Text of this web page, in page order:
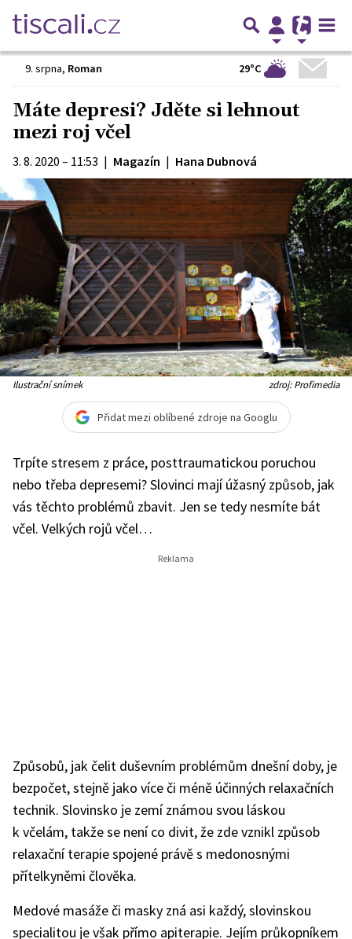
9. srpna, Roman 29°C
Máte depresi? Jděte si lehnout
mezi roj včel
3. 8. 2020 – 11:53 | Magazín | Hana Dubnová
Ilustrační snímek zdroj: Profimedia
Přidat mezi oblíbené zdroje na Googlu
Trpíte stresem z práce, posttraumatickou poruchou
nebo třeba depresemi? Slovinci mají úžasný způsob, jak
vás těchto problémů zbavit. Jen se tedy nesmíte bát
včel. Velkých rojů včel…
Způsobů, jak čelit duševním problémům dnešní doby, je
bezpočet, stejně jako více či méně účinných relaxačních
technik. Slovinsko je zemí známou svou láskou
k včelám, takže se není co divit, že zde vznikl způsob
relaxační terapie spojené právě s medonosnými
přítelkyněmi člověka.
Medové masáže či masky zná asi každý, slovinskou
specialitou je však přímo apiterapie. Jejím průkopníkem